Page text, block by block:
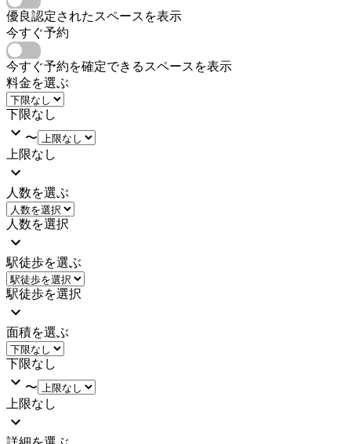
優良認定されたスペースを表示
今すぐ予約
今すぐ予約を確定できるスペースを表示
料金を選ぶ
下限なし
〜
上限なし
人数を選ぶ
人数を選択
駅徒歩を選ぶ
駅徒歩を選択
面積を選ぶ
下限なし
〜
上限なし